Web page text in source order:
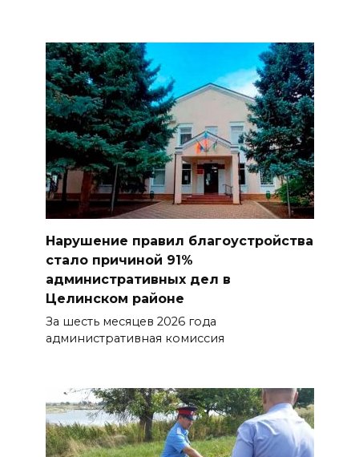
Нарушение правил благоустройства
стало причиной 91%
административных дел в
Целинском районе
За шесть месяцев 2026 года
административная комиссия